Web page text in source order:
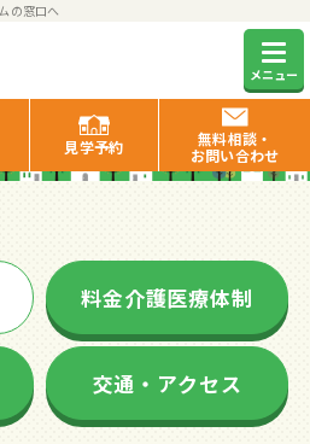
の窓口へ
メニュー
見学予約
無料相談・
お問い合わせ
トナー松原
料金介護医療体制
交通・アクセス